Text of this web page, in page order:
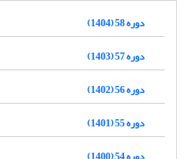
دوره 58 (1404)
دوره 57 (1403)
دوره 56 (1402)
دوره 55 (1401)